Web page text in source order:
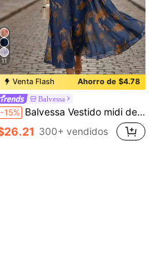
11
Venta Flash Ahorro de $4.78
Balvessa
-15% Balvessa Vestido midi de línea A con cintura ceñida, cuello en V, volantes en el bajo y estampado floral, elegante y romántico para ocasiones festivas
300+ vendidos